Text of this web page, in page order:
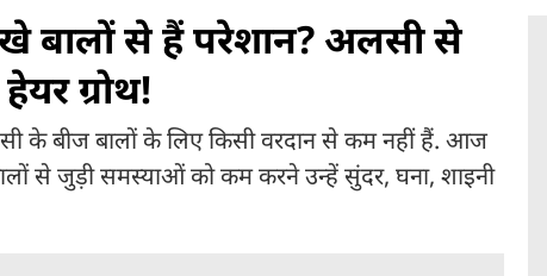
से हैं परेशान? अलसी से
ग्रोथ!
बीज बालों के लिए किसी वरदान से कम नहीं हैं. आज
से जुड़ी समस्याओं को कम करने उन्हें सुंदर, घना, शाइनी